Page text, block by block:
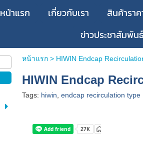
หน้าแรก เกี่ยวกับเรา สินค้ารา
ข่าวประชาสัมพันธ์
หน้าแรก> HIWIN Endcap
HIWIN Endcap
Tags: hiwin ,endcap recirculation type